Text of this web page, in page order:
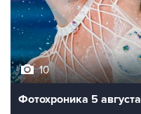
10
Фотохроника 5 августа